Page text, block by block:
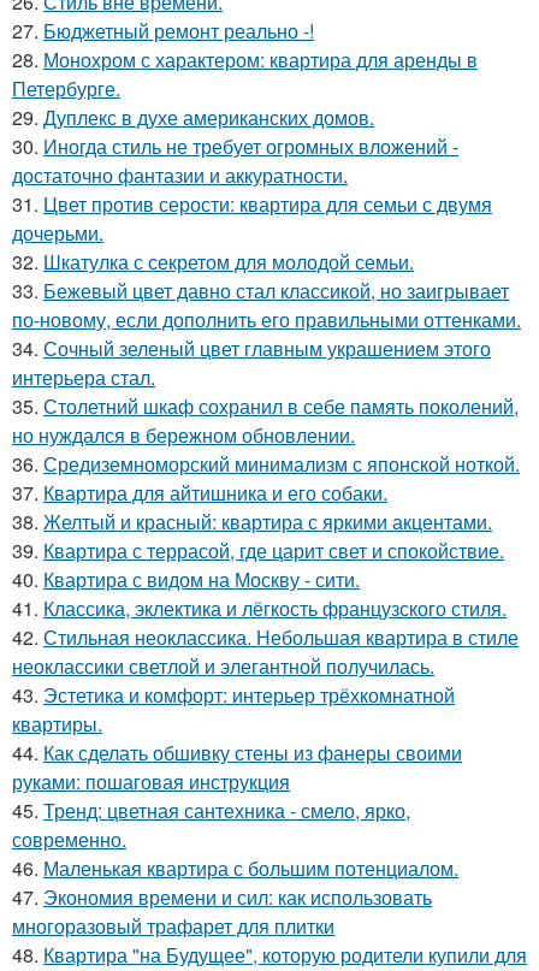
27. Бюджетный ремонт реально -!
28. Монохром с характером: квартира для аренды в
Петербурге.
29. Дуплекс в духе американских домов.
30. Иногда стиль не требует огромных вложений -
достаточно фантазии и аккуратности.
31. Цвет против серости: квартира для семьи с двумя
дочерьми.
32. Шкатулка с секретом для молодой семьи.
33. Бежевый цвет давно стал классикой, но заигрывает
по-новому, если дополнить его правильными оттенками.
34. Сочный зеленый цвет главным украшением этого
интерьера стал.
35. Столетний шкаф сохранил в себе память поколений,
но нуждался в бережном обновлении.
36. Средиземноморский минимализм с японской ноткой.
37. Квартира для айтишника и его собаки.
38. Желтый и красный: квартира с яркими акцентами.
39. Квартира с террасой, где царит свет и спокойствие.
40. Квартира с видом на Москву - сити.
41. Классика, эклектика и лёгкость французского стиля.
42. Стильная неоклассика. Небольшая квартира в стиле
неоклассики светлой и элегантной получилась.
43. Эстетика и комфорт: интерьер трёхкомнатной
квартиры.
44. Как сделать обшивку стены из фанеры своими
руками: пошаговая инструкция
45. Тренд: цветная сантехника - смело, ярко,
современно.
46. Маленькая квартира с большим потенциалом.
47. Экономия времени и сил: как использовать
многоразовый трафарет для плитки
48. Квартира "на Будущее", которую родители купили для